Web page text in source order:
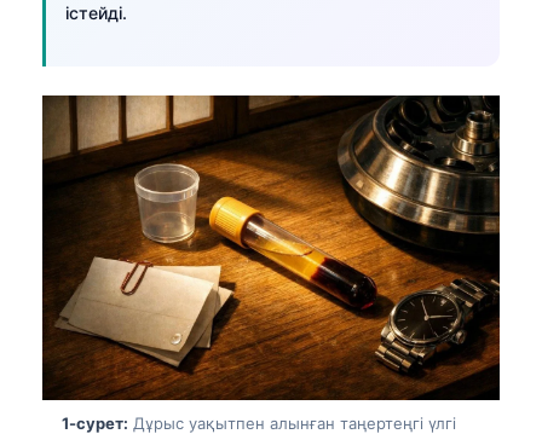
істейді.
1-сурет: Дұрыс уақытпен алынған таңертеңгі үлгі